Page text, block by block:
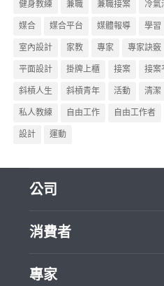
健身教練 兼職 兼職接案 冷氣
媒合 媒合平台 媒體報導 學習
室內設計 家教 專家 專家訣竅
平面設計 掛牌上櫃 接案 接案
斜槓人生 斜槓青年 活動 清潔
私人教練 自由工作 自由工作者
設計 運動
公司
關於我們
部落格
消費者
買服務
專家